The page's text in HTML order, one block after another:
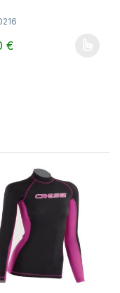
possono essere
€prodotto ha più